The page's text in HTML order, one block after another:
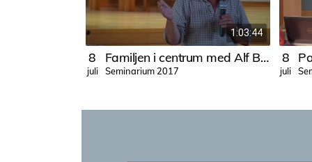
1:03:44
8
juli
Familjen i centrum med Alf B Svensson
Seminarium 2017
8
juli